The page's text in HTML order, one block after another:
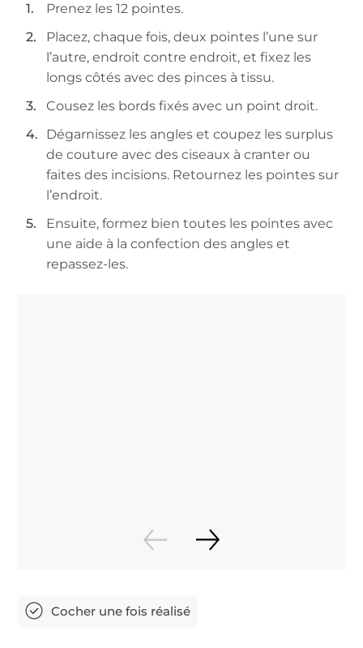
Prenez les 12 pointes.
Placez, chaque fois, deux pointes l’une sur
l’autre, endroit contre endroit, et fixez les
longs côtés avec des pinces à tissu.
Cousez les bords fixés avec un point droit.
Dégarnissez les angles et coupez les surplus
de couture avec des ciseaux à cranter ou
faites des incisions. Retournez les pointes sur
l’endroit.
Ensuite, formez bien toutes les pointes avec
une aide à la confection des angles et
repassez-les.